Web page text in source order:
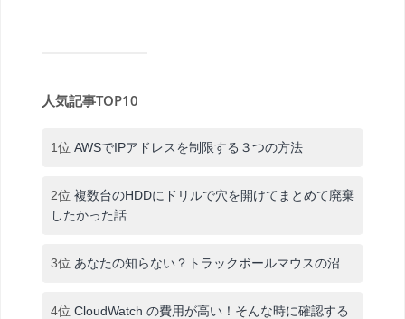
人気記事TOP10
1位 AWSでIPアドレスを制限する３つの方法
2位 複数台のHDDにドリルで穴を開けてまとめて廃棄
したかった話
3位 あなたの知らない？トラックボールマウスの沼
4位 CloudWatch の費用が高い！そんな時に確認する